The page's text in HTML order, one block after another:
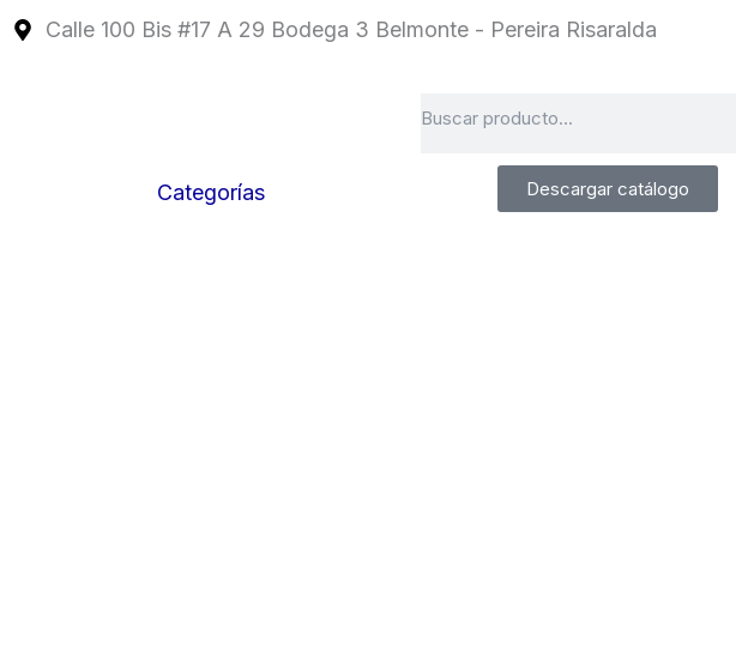
Calle 100 Bis #17 A 29 Bodega 3 Belmonte - Pereira Risaralda
Categorías Descargar catálogo